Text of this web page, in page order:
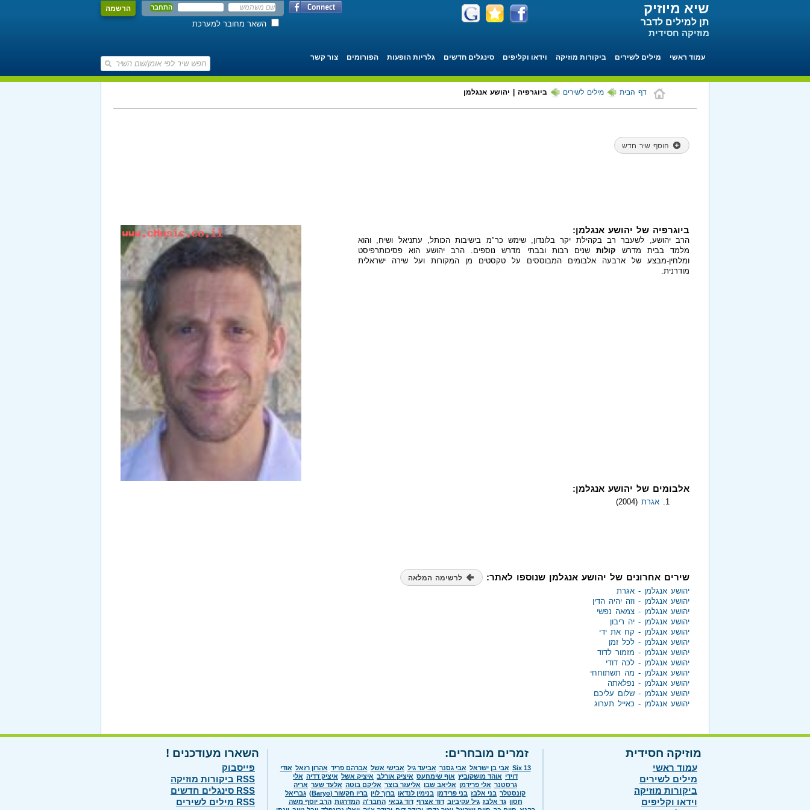
הרשמה
השאר מחובר למערכת
שיא מיוזיק
תן למילים לדבר
מוזיקה חסידית
עמוד ראשי מילים לשירים ביקורות מוזיקה וידאו וקליפים סינגלים חדשים גלריות הופעות הפורומים צור קשר
דף הבית מילים לשירים ביוגרפיה | יהושע אנגלמן
הוסף שיר חדש
ביוגרפיה של יהושע אנגלמן:
הרב יהושע, לשעבר רב בקהילת יקר בלונדון, שימש כר"מ בישיבות הכותל, עתניאל ושיח, והוא
מלמד בבית מדרש קולות שנים רבות ובבתי מדרש נוספים. הרב יהושע הוא פסיכותרפיסט
ומלחין-מבצע של ארבעה אלבומים המבוססים על טקסטים מן המקורות ועל שירה ישראלית
מודרנית.
אלבומים של יהושע אנגלמן:
אגרת (2004)
שירים אחרונים של יהושע אנגלמן שנוספו לאתר: לרשימה המלאה
יהושע אנגלמן - אגרת
יהושע אנגלמן - וזה יהיה הדין
יהושע אנגלמן - צמאה נפשי
יהושע אנגלמן - יה ריבון
יהושע אנגלמן - קח את ידי
יהושע אנגלמן - לכל זמן
יהושע אנגלמן - מזמור לדוד
יהושע אנגלמן - לכה דודי
יהושע אנגלמן - מה תשתוחחי
יהושע אנגלמן - נפלאתה
יהושע אנגלמן - שלום עליכם
יהושע אנגלמן - כאייל תערוג
מוזיקה חסידית
עמוד ראשי
מילים לשירים
ביקורות מוזיקה
וידאו וקליפים
זמרים מובחרים:
Six 13 אבי בן ישראל אבי גסנר אביעד גיל אבישי אשל אברהם פריד אהרון רזאל אודי
דוידי אוהד מושקוביץ אוף שימחעס איציק אורלב איציק אשל איציק דדיה אלי
גרסטנר אלי פרידמן אליאב שבו אליעזר בוצר אליקם בוטה אלעד שער אריה
קונסטלר בני אלבז בני פרידמן בנימין לנדאו ברוך לוין בריו חקשור (Baryo)
גבריאל
חסון גד אלבז גיל עקיביוב דוד אצרף דוד גבאי החבר'ה המדרגות הרב יוסף משה
השארו מעודכנים !
פייסבוק
RSS ביקורות מוזיקה
RSS סינגלים חדשים
RSS מילים לשירים